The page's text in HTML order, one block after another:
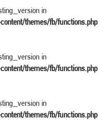
in
themes/fb/functions.php
in
themes/fb/functions.php
in
themes/fb/functions.php